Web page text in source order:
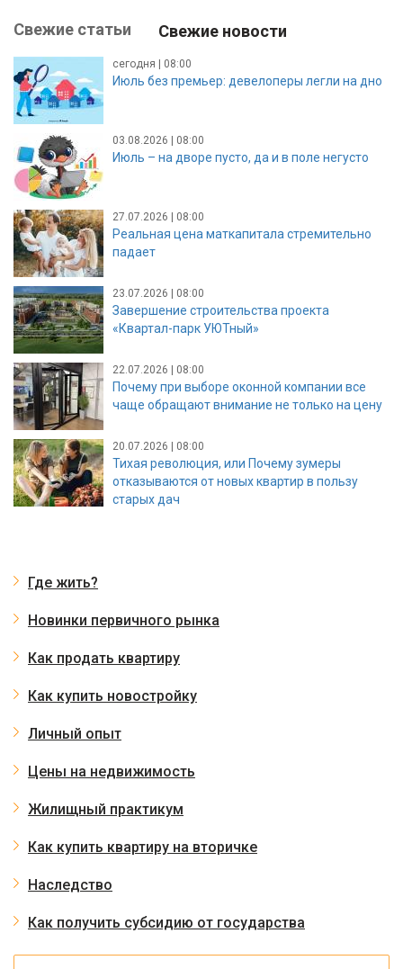
Свежие статьи Свежие новости
сегодня | 08:00
Июль без премьер: девелоперы легли на дно
03.08.2026 | 08:00
Июль – на дворе пусто, да и в поле негусто
27.07.2026 | 08:00
Реальная цена маткапитала стремительно
падает
23.07.2026 | 08:00
Завершение строительства проекта
«Квартал-парк УЮТный»
22.07.2026 | 08:00
Почему при выборе оконной компании все
чаще обращают внимание не только на цену
20.07.2026 | 08:00
Тихая революция, или Почему зумеры
отказываются от новых квартир в пользу
старых дач
Где жить?
Новинки первичного рынка
Как продать квартиру
Как купить новостройку
Личный опыт
Цены на недвижимость
Жилищный практикум
Как купить квартиру на вторичке
Наследство
Как получить субсидию от государства